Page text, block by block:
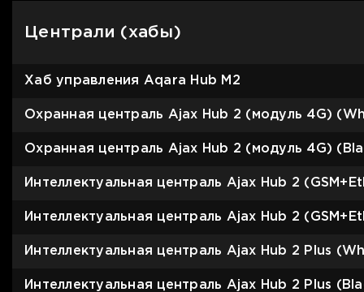
Централи (хабы)
Хаб управления Aqara Hub M2
Охранная централь Ajax Hub 2 (модуль 4G)
Охранная централь Ajax Hub 2 (модуль 4G)
Интеллектуальная централь Ajax Hub 2
Интеллектуальная централь Ajax Hub 2
Интеллектуальная централь Ajax Hub 2 Plus
Интеллектуальная централь Ajax Hub 2 Plus